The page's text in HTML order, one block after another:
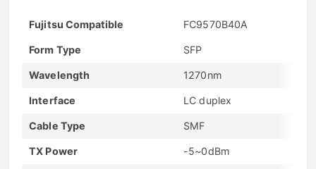
Fujitsu Compatible FC9570B40A
Form Type SFP
Wavelength 1270nm
Interface LC duplex
Cable Type SMF
TX Power -5~0dBm